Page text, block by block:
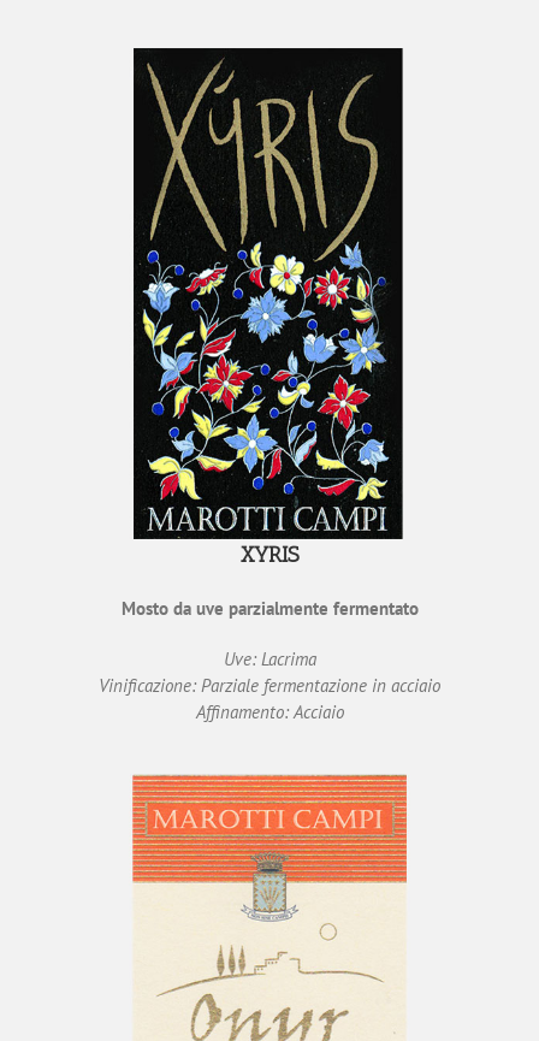
XYRIS
Mosto da uve parzialmente fermentato
Uve: Lacrima
Vinificazione: Parziale fermentazione in acciaio
Affinamento: Acciaio